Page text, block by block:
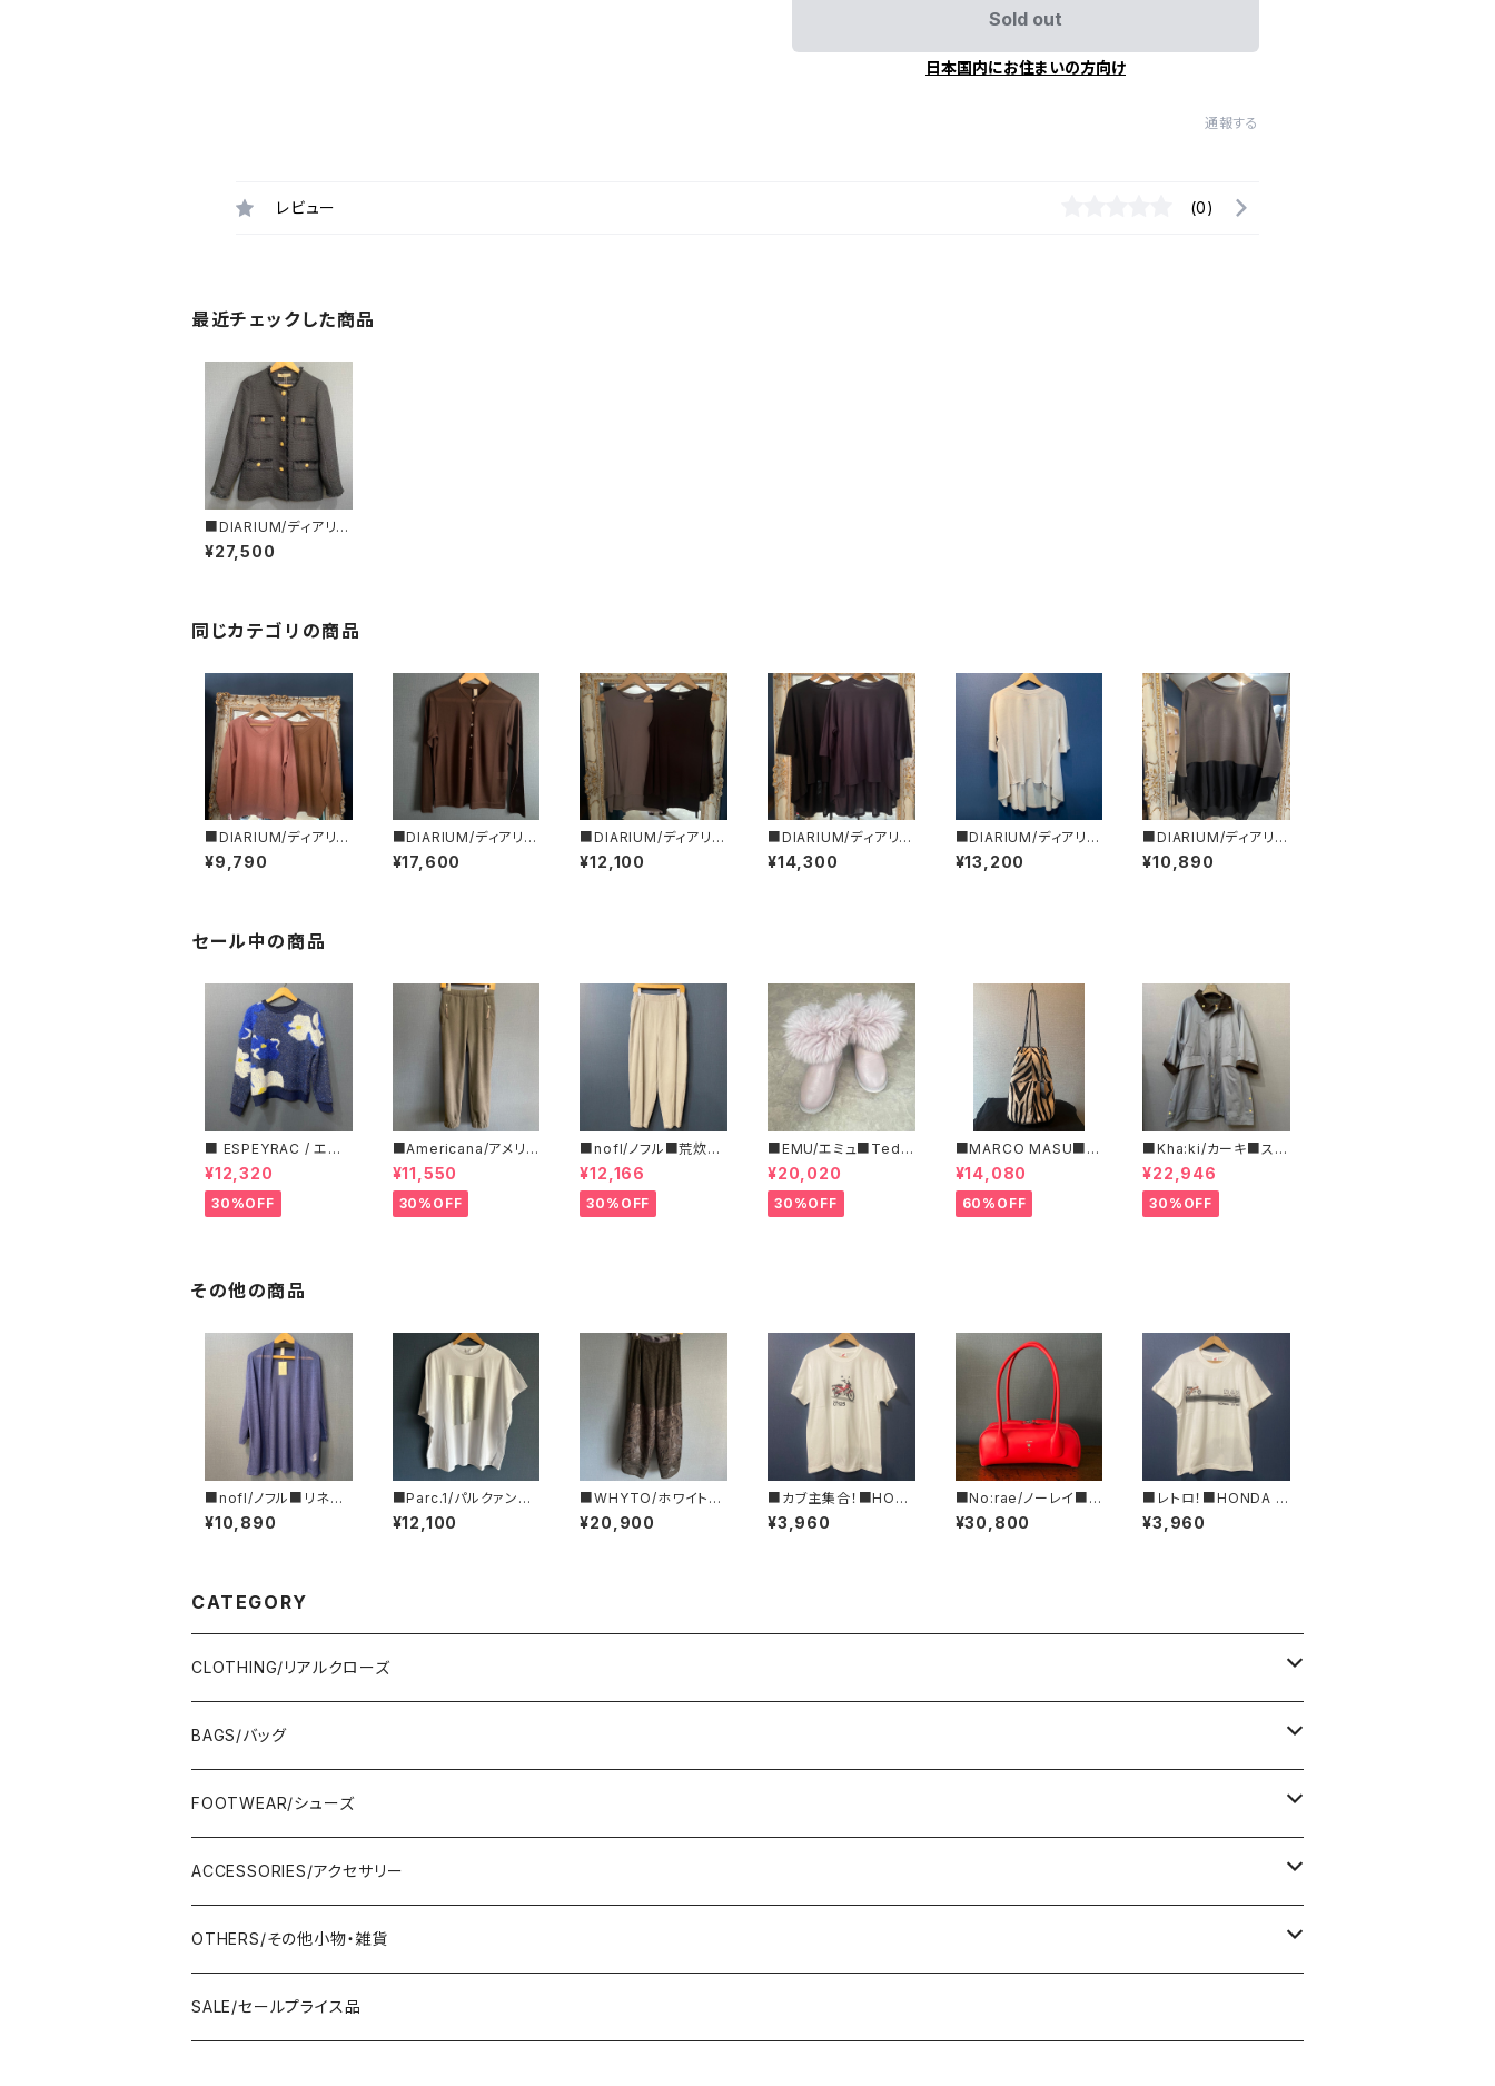
Sold out
日本国内にお住まいの方向け
通報する
レビュー (0)
最近チェックした商品
■DIARIUM/ディアリウ
ム■ファンシーツィー
ド・ノーカラージャケット
¥27,500
同じカテゴリの商品
■DIARIUM/ディアリウ
ム■プロミックス・２WA
Yトップス■初秋新作！
¥9,790
■DIARIUM/ディアリウ
ム■シアー・ストライプ・
カーディガン■初秋新
¥17,600
■DIARIUM/ディアリウ
ム■フレアー・タンクトッ
プ■初秋新作！■MAD
¥12,100
■DIARIUM/ディアリウ
ム■バックフレアーカッ
トソー■初秋新作！■M
¥14,300
■DIARIUM/ディアリウ
ム■バックフレアー・ド
ルマンカットソー■春夏
¥13,200
■DIARIUM/ディアリウ
ム■シアー切り替えトッ
プス■春夏新作！■MA
¥10,890
セール中の商品
■ ESPEYRAC / エス
ぺラック ■ フラワーモ
チーフニット■YELLO
W & NAVY■ 超カワイ
イ！
¥12,320
30%OFF
■Americana/アメリカ
ーナ■マイクロフリー
ス・イージーパンツ■
¥11,550
30%OFF
■nofl/ノフル■荒炊き
コール天テーパードパ
ンツ■ゆるっとバルーン
シルエット
¥12,166
30%OFF
■EMU/エミュ■Tedd
y Wurren■撥水サイド
ジッパーブーツ
¥20,020
30%OFF
■MARCO MASU■マ
ルコ マージ■ハラコ・ゼ
ブラ柄巾着BAG■程よ
いサイズで可愛い
¥14,080
60%OFF
■Kha:ki/カーキ■スタ
ンドカラー・コート■
¥22,946
30%OFF
その他の商品
■nofl/ノフル■リネン
クロス・ショートカーデ
ィガン■ブルー
¥10,890
■Parc.1/パルクァン■
箔プリントカットソー■1
08-076120
¥12,100
■WHYTO/ホワイト■
レース・コンビネーショ
ンパンツ■WHT26HP
¥20,900
■カブ主集合！■HON
DA ハンターカブTシャ
ツ/RED■GIFTにもオ
¥3,960
■No:rae/ノーレイ■テ
ティ – ■バゲット型レザ
ーハンドバッグ■N61-
¥30,800
■レトロ！■HONDA D
AX&ST50ロゴTシャ
ツ/RED■GIFTにもオ
¥3,960
CATEGORY
CLOTHING/リアルクローズ
TOPS/トップス
Adonisis/アドニシス
AMERICANA/アメリカーナ
BOTOMS/ボトム
Adonisis/アドニシス
amherst/アムハースト
ONE-PIECE/ワンピース
anana/アナナ
J.Sloane/ジェイスロアン
OUTER/アウター
anana/アナナ
BAGS/バッグ
HAND BAG/ハンドバッグ
mononogu/もののぐ
IMPORT/インポート
SHOULDER BAG/ショルダーバッグ
mononogu/もののぐ
IMPORT/インポート
TOTE BAG/トートバッグ
mononogu/もののぐ
OTHERS/その他
FOOTWEAR/シューズ
PUMPS/パンプス
コツコツ
IMPORT/インポート
SANDAL/サンダル
コツコツ
BOOTS/ブーツ
ACCESSORIES/アクセサリー
EARRINGS/イヤリング
RING/指輪
OTHERS/その他小物・雑貨
BELT/ベルト
SALE/セールプライス品